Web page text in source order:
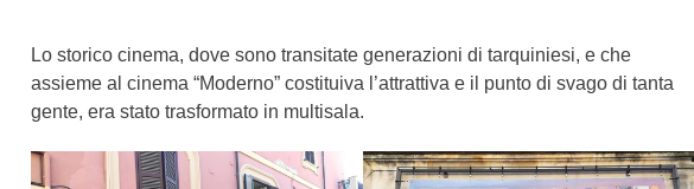
Lo storico cinema, dove sono transitate generazioni di tarquiniesi, e che
assieme al cinema “Moderno” costituiva l’attrattiva e il punto di svago di tanta
gente, era stato trasformato in multisala.